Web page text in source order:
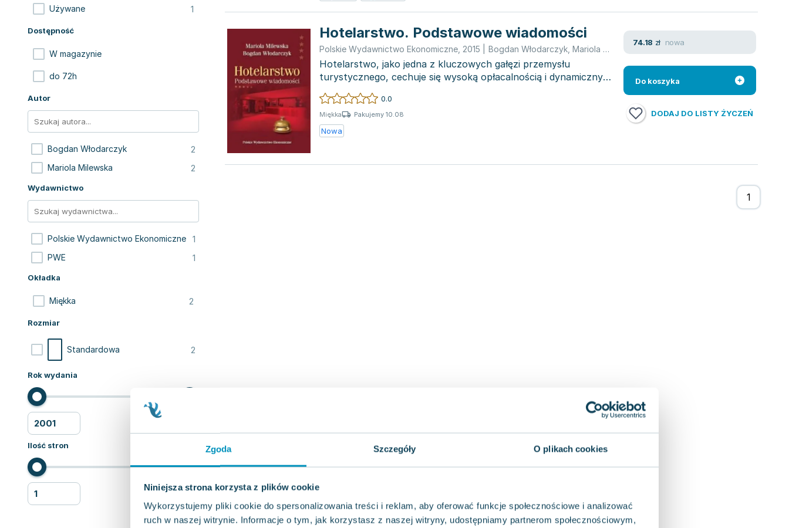
Zgoda Szczegóły O plikach cookies
Niniejsza strona korzysta z plików cookie
Wykorzystujemy pliki cookie do spersonalizowania treści i reklam, aby oferować funkcje społecznościowe i analizować
ruch w naszej witrynie. Informacje o tym, jak korzystasz z naszej witryny, udostępniamy partnerom społecznościowym,
Używane 1
Dostępność
W magazynie
do 72h
Autor
Bogdan Włodarczyk 2
Mariola Milewska 2
Wydawnictwo
Polskie Wydawnictwo Ekonomiczne 1
PWE 1
Okładka
Miękka 2
Rozmiar
Standardowa 2
Rok wydania
Ilość stron
Hotelarstwo. Podstawowe wiadomości
Polskie Wydawnictwo Ekonomiczne 2015 Bogdan Włodarczyk Mariola Milewska
Hotelarstwo, jako jedna z kluczowych gałęzi przemysłu
turystycznego, cechuje się wysoką opłacalnością i dynamicznym
tempem rozwoju...
0.0
Miękka Pakujemy 10.08
Nowa
74.18 zł nowa
Do koszyka
DODAJ DO LISTY ŻYCZEŃ